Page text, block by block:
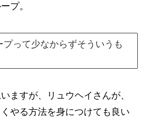
プ。
プって少なからずそういうも
ますが、リュウヘイさんが、
やる方法を身につけても良い